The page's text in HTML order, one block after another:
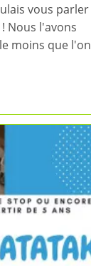
vous parler
Nous l'avons
moins que l'on